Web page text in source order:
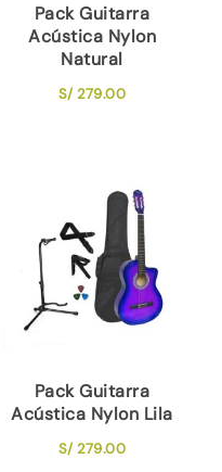
Pack Guitarra
Acústica Nylon
Natural
S/279.00
Pack Guitarra
Acústica Nylon Lila
S/279.00